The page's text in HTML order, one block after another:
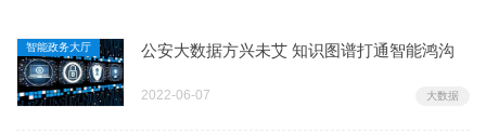
智能政务大厅 公安大数据方兴未艾 知识图谱打通智能鸿沟
2022-06-07 大数据